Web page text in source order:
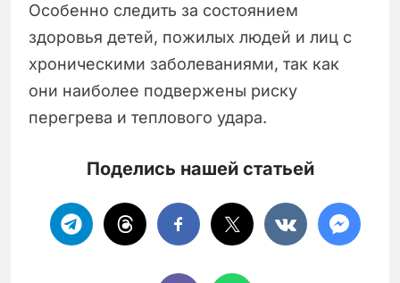
Особенно следить за состоянием
здоровья детей, пожилых людей и лиц с
хроническими заболеваниями, так как
они наиболее подвержены риску
перегрева и теплового удара.
Поделись нашей статьей